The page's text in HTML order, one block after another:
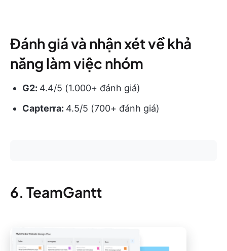
Đánh giá và nhận xét về khả
năng làm việc nhóm
G2: 4.4/5 (1.000+ đánh giá)
Capterra: 4.5/5 (700+ đánh giá)
6. TeamGantt